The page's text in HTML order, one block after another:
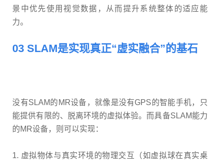
景中优先使用视觉数据，从而提升系统整体的适应能
力。
03 SLAM是实现真正“虚实融合”的基石
没有SLAM的MR设备，就像是没有GPS的智能手机，只
能提供有限的、脱离环境的虚拟体验。而具备SLAM能力
的MR设备，则可以实现：
1. 虚拟物体与真实环境的物理交互（如虚拟球在真实桌